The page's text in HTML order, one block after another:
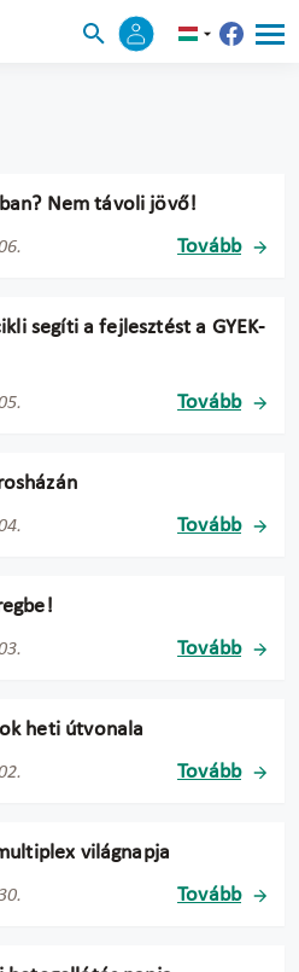
Nem távoli jövő!
Tovább
segíti a fejlesztést a GYEK-
Tovább
Tovább
Tovább
heti útvonala
Tovább
világnapja
Tovább